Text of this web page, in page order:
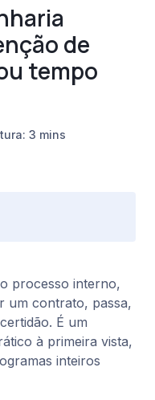
de
tempo
3 mins
processo interno,
um contrato, passa,
É um
à primeira vista,
inteiros